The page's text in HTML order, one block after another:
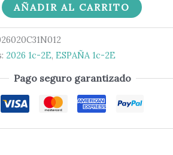
AÑADIR AL CARRITO
2026 1c-2E, ESPAÑA 1c-2E
Pago seguro garantizado